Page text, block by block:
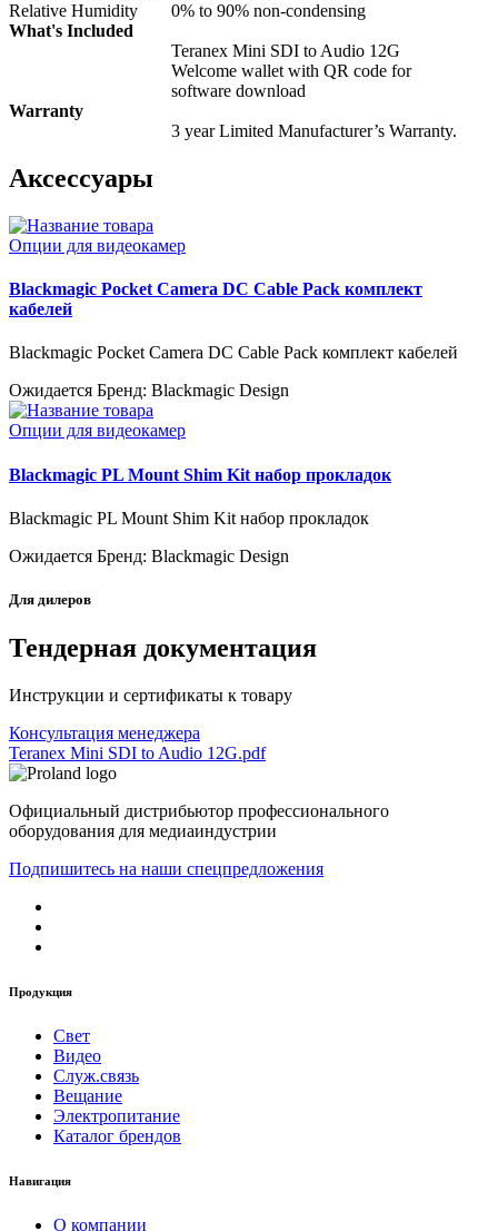
Relative Humidity
0% to 90% non‑condensing
What's Included
Teranex Mini SDI to Audio 12G
Welcome wallet with QR code for
software download
Warranty
3 year Limited Manufacturer’s Warranty.
Аксессуары
Опции для видеокамер
Blackmagic Pocket Camera DC Cable Pack комплект
кабелей
Blackmagic Pocket Camera DC Cable Pack комплект кабелей
Ожидается Бренд: Blackmagic Design
Опции для видеокамер
Blackmagic PL Mount Shim Kit набор прокладок
Blackmagic PL Mount Shim Kit набор прокладок
Ожидается Бренд: Blackmagic Design
Для дилеров
Тендерная документация
Инструкции и сертификаты к товару
Консультация менеджера
Teranex Mini SDI to Audio 12G.pdf
Официальный дистрибьютор профессионального
оборудования для медиаиндустрии
Подпишитесь на наши спецпредложения
Продукция
Свет
Видео
Служ.связь
Вещание
Электропитание
Каталог брендов
Навигация
О компании